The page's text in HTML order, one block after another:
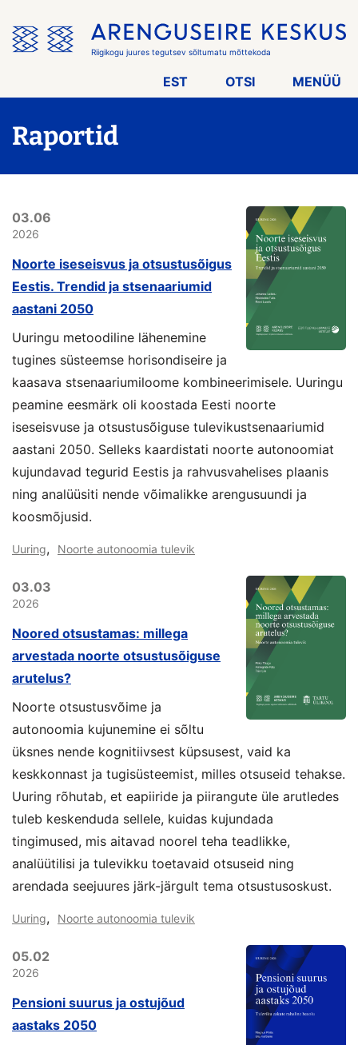
menüü
vahele
Riigikogu juures tegutsev sõltumatu mõttekoda
EST OTSI MENÜÜ
Raportid
03.06
2026
Noorte iseseisvus ja otsustusõigus
Eestis. Trendid ja stsenaariumid
aastani 2050
Uuringu metoodiline lähenemine
tugines süsteemse horisondiseire ja
kaasava stsenaariumiloome kombineerimisele. Uuringu
peamine eesmärk oli koostada Eesti noorte
iseseisvuse ja otsustusõiguse tulevikustsenaariumid
aastani 2050. Selleks kaardistati noorte autonoomiat
kujundavad tegurid Eestis ja rahvusvahelises plaanis
ning analüüsiti nende võimalikke arengusuundi ja
koosmõjusid.
Uuring, Noorte autonoomia tulevik
03.03
2026
Noored otsustamas: millega
arvestada noorte otsustusõiguse
arutelus?
Noorte otsustusvõime ja
autonoomia kujunemine ei sõltu
üksnes nende kognitiivsest küpsusest, vaid ka
keskkonnast ja tugisüsteemist, milles otsuseid tehakse.
Uuring rõhutab, et eapiiride ja piirangute üle arutledes
tuleb keskenduda sellele, kuidas kujundada
tingimused, mis aitavad noorel teha teadlikke,
analüütilisi ja tulevikku toetavaid otsuseid ning
arendada seejuures järk-järgult tema otsustusoskust.
Uuring, Noorte autonoomia tulevik
05.02
2026
Pensioni suurus ja ostujõud
aastaks 2050